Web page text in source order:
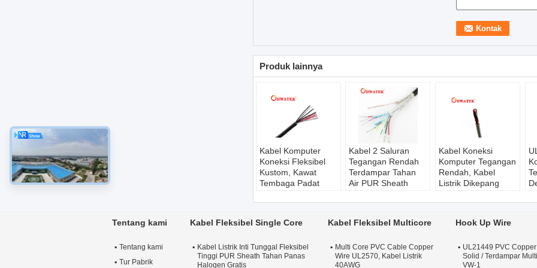
Produk lainnya
Kabel Komputer
Koneksi Fleksibel
Kustom, Kawat
Tembaga Padat
UL21811
UL21811 Kabel
Rendah
Ukuran:40AWG
Kabel 2 Saluran
Tegangan Rendah
Terdampar Tahan
Air PUR Sheath
Min
Kabel Komputer
UL20236
Ukuran:36AWG
Kabel Koneksi
Komputer Tegangan
Rendah, Kabel
Listrik Dikepang
VW-1
UL21099 Kabel
Rendah
Ukuran:40AWG
Tentang kami
Tentang kami
Tur Pabrik
Kabel Fleksibel Single Core
Kabel Listrik Inti Tunggal Fleksibel
Tinggi PUR Sheath Tahan Panas
Halogen Gratis
Kabel Fleksibel Multicore
Multi Core PVC Cable Copper
Wire UL2570, Kabel Listrik
40AWG
Hook Up Wire
UL21449 PVC Copper
Solid / Terdampar
VW-1